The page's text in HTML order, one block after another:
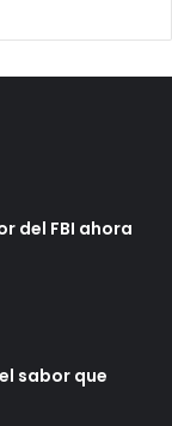
del FBI ahora
sabor que